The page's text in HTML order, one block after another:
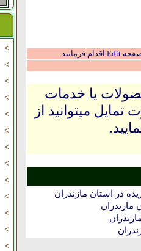
>
>
>
>
>
>
>
>
>
>
>
>
>
صفحهEdit اقدام فرمایید
یا خدمات
میتوانید از
در استان مازندران